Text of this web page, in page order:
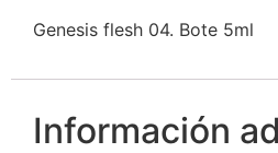
Genesis flesh 04. Bote 5ml
Información